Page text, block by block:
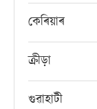
কেৰিয়াৰ
ক্ৰীড়া
গুৱাহাটী